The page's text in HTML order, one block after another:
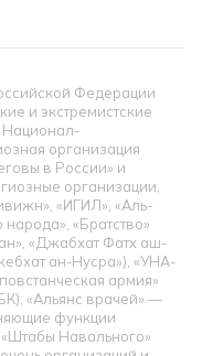
Федерации
и экстремистские
Национал-
организация
в России» и
организации,
«ИГИЛ», «Аль-
«Братство»
«Джабхат Фатх аш-
ан-Нусра»), «УНА-
армия»
«Альянс врачей» —
функции
Навального»